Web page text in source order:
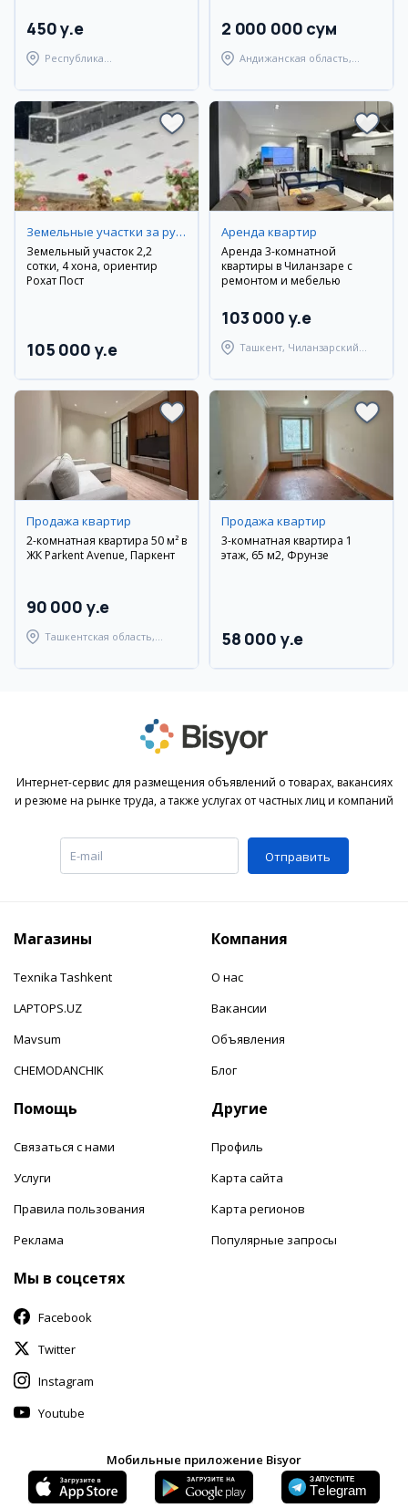
450 y.e
Республика
Берунийский район
2 000 000 сум
Андижанская область,
Земельные участки за рубежом
Земельный участок 2,2
сотки, 4 хона, ориентир
Рохат Пост
105 000 y.e
Аренда квартир
Аренда 3-комнатной
квартиры в Чиланзаре с
ремонтом и мебелью
103 000 y.e
Ташкент, Чиланзарский
Продажа квартир
2-комнатная квартира 50 м² в
ЖК Parkent Avenue, Паркент
90 000 y.e
Ташкентская область,
Продажа квартир
3-комнатная квартира 1
этаж, 65 м2, Фрунзе
58 000 y.e
Интернет-сервис для размещения объявлений о товарах, вакансиях
и резюме на рынке труда, а также услугах от частных лиц и компаний
Отправить
Магазины
Texnika Tashkent
LAPTOPS.UZ
Mavsum
CHEMODANCHIK
Компания
О нас
Вакансии
Объявления
Блог
Помощь
Связаться с нами
Услуги
Правила пользования
Реклама
Другие
Профиль
Карта сайта
Карта регионов
Популярные запросы
Мы в соцсетях
Facebook
Twitter
Instagram
Youtube
Мобильные приложение Bisyor